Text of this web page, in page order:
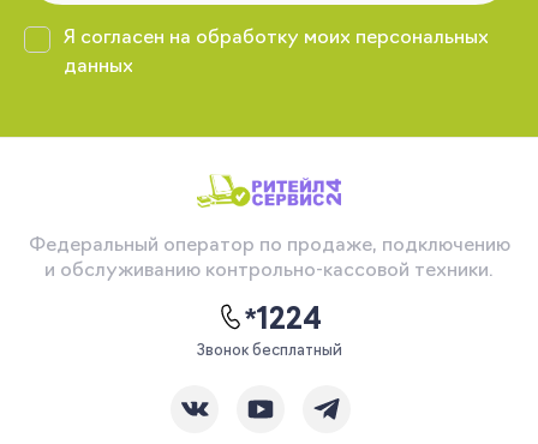
Я согласен на обработку моих персональных
данных
Федеральный оператор по продаже, подключению
и обслуживанию контрольно-кассовой техники.
*1224
Звонок бесплатный